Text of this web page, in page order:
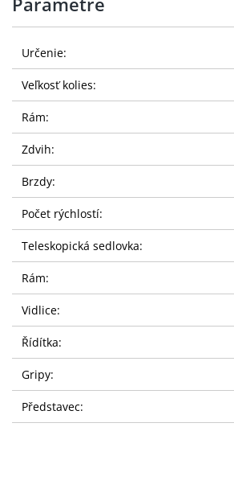
Určenie:
Veľkosť kolies:
Rám:
Zdvih:
Brzdy:
Počet rýchlostí:
Teleskopická sedlovka:
Rám:
Vidlice:
Řídítka:
Gripy:
Představec: